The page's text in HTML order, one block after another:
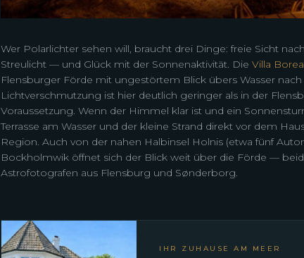
Wer Polarlichter sehen will, braucht drei Dinge: freie Sicht
Streulicht — und Glück mit der Sonnenaktivität. Die Villa
Flensburger Förde mit ungestörtem Blick übers Wasser
Lichtverschmutzung ist hier deutlich geringer als in der
Voraussetzung. Wenn der Himmel klar ist und ein
Terrasse am Wasser und der kleine Strand direkt vor dem
Region. Auch von der nahen Halbinsel Holnis (etwa fünf
Bockholmwik öffnet sich der Blick weit über die Förde —
Astrofotografen aus Flensburg und Sønderborg.
IHR ZUHAUSE AM MEER